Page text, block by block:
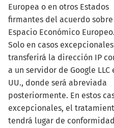
Europea o en otros Estados
firmantes del acuerdo
Espacio Económico Europeo.
Solo en casos
transferirá la dirección IP
a un servidor de Google LLC
UU., donde será abreviada
posteriormente. En estos
excepcionales, el
tendrá lugar de